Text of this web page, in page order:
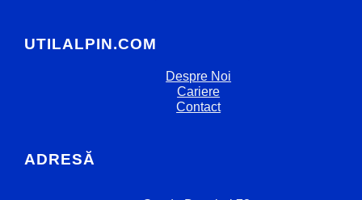
UTILALPIN.COM
Despre Noi
Cariere
Contact
ADRESĂ